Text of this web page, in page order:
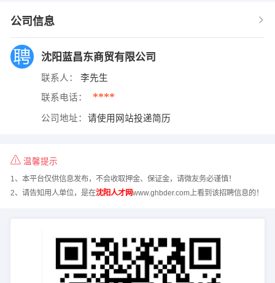
公司信息
沈阳蓝昌东商贸有限公司
联系人： 李先生
联系电话： ****
公司地址： 请使用网站投递简历
温馨提示
1、本平台仅供信息发布，不会收取押金、保证金，请微友务必谨慎！
2、请告知用人单位，是在沈阳人才网www.ghbder.com上看到该招聘信息的！